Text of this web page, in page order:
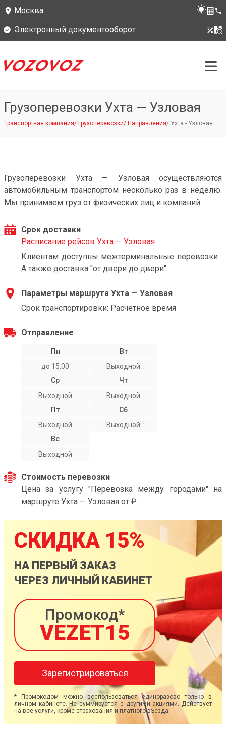
Москва
Электронный документооборот
Грузоперевозки Ухта — Узловая
Транспортная компания/ Грузоперевозки/ Направления/ Ухта - Узловая
Грузоперевозки Ухта — Узловая осуществляются
автомобильным транспортом несколько раз в неделю.
Мы принимаем груз от физических лиц и компаний.
Срок доставки
Расписание рейсов Ухта — Узловая
Клиентам доступны межтерминальные перевозки .
А также доставка "от двери до двери".
Параметры маршрута Ухта — Узловая
Срок транспортировки: Расчетное время
Отправление
Пн
до 15:00
Вт
Выходной
Ср
Выходной
Чт
Выходной
Пт
Выходной
Сб
Выходной
Вс
Выходной
Стоимость перевозки
Цена за услугу "Перевозка между городами" на
маршруте Ухта — Узловая от ₽.
СКИДКА 15%
НА ПЕРВЫЙ ЗАКАЗ
ЧЕРЕЗ ЛИЧНЫЙ КАБИНЕТ
Промокод*
VEZET15
Зарегистрироваться
* Промокодом можно воспользоваться единоразово только в
личном кабинете. Не суммируется с другими акциями. Действует
на все услуги, кроме страхования и платного въезда.